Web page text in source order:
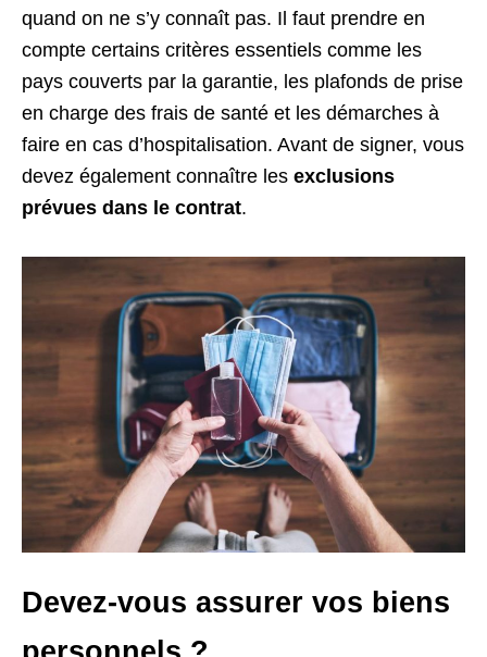
quand on ne s’y connaît pas. Il faut prendre en
compte certains critères essentiels comme les
pays couverts par la garantie, les plafonds de prise
en charge des frais de santé et les démarches à
faire en cas d’hospitalisation. Avant de signer, vous
devez également connaître les exclusions
prévues dans le contrat.
Devez-vous assurer vos biens